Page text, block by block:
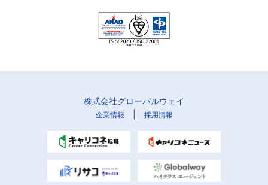
株式会社グローバルウェイ
企業情報 採用情報